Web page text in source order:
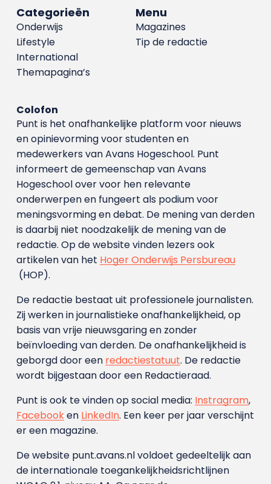
Menu
Magazines
Tip de redactie
Categorieën
Onderwijs
Lifestyle
International
Themapagina’s
Colofon
Punt is het onafhankelijke platform voor nieuws
en opinievorming voor studenten en
medewerkers van Avans Hoge­school. Punt
informeert de gemeenschap van Avans
Hogeschool over voor hen relevante
onderwerpen en fungeert als podium voor
meningsvorming en debat. De mening van derden
is daarbij niet noodzakelijk de mening van de
redactie. Op de website vinden lezers ook
artikelen van het Hoger Onderwijs Persbureau
(HOP).
De redactie bestaat uit professionele journalisten.
Zij werken in journalistieke onafhankelijkheid, op
basis van vrije nieuwsgaring en zonder
beïnvloeding van derden. De onafhankelijkheid is
geborgd door een redactiestatuut. De redactie
wordt bijgestaan door een Redactieraad.
Punt is ook te vinden op social media: Instragram,
Facebooken LinkedIn. Een keer per jaar verschijnt
er een magazine.
De website punt.avans.nl voldoet gedeeltelijk aan
de internationale toegankelijkheidsrichtlijnen